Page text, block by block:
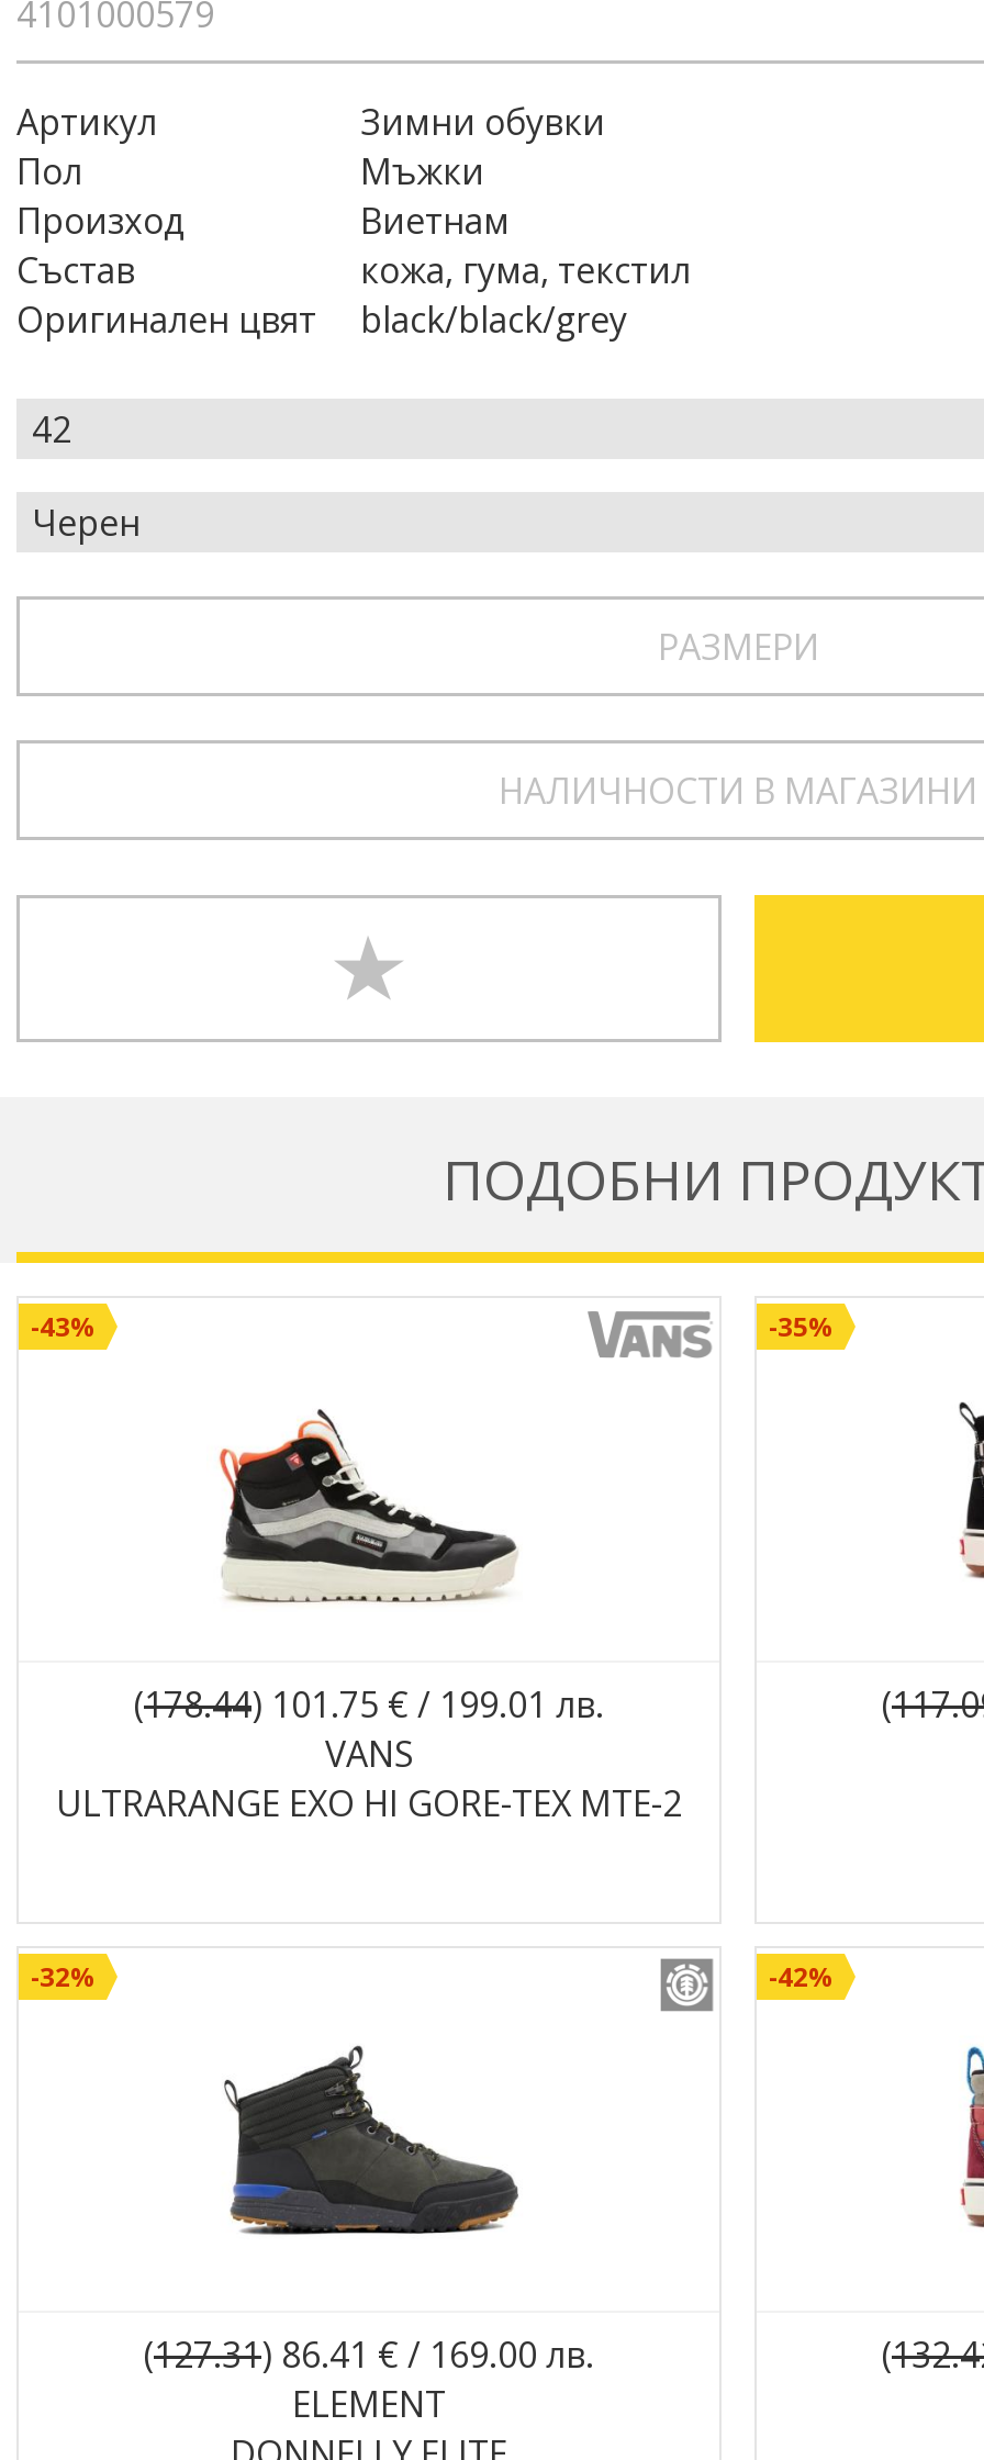
4101000579
Артикул
зимни обувки
Пол
Мъжки
Произход
Виетнам
Състав
кожа, гума, текстил
Оригинален цвят
black/black/grey
РАЗМЕРИ
НАЛИЧНОСТИ В МАГАЗИНИ
ПОДОБНИ
(178.44) 101.75 € / 199.01 лв.
VANS
ULTRARANGE EXO HI GORE-TEX MTE-2
-43%
(
-35%
(127.31) 86.41 € / 169.00 лв.
ELEMENT
-32%
(
-42%